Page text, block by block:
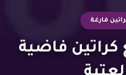
فارغة
كراتين فاضية